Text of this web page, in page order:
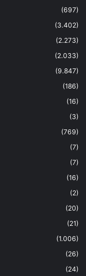
(697)
(3.402)
(2.273)
(2.033)
(9.847)
(186)
(16)
(3)
(769)
(7)
(7)
(16)
(2)
(20)
(21)
(1.006)
(26)
(24)